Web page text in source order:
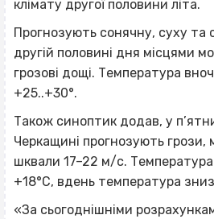
клімату другої половини літа.
Прогнозують сонячну, суху та
другій половині дня місцями
грозові дощі. Температура
+25..+30°.
Також синоптик додав, у
Черкащині прогнозують грози,
шквали 17–22 м/с. Температура
+18°С, вдень температура
«За сьогоднішніми